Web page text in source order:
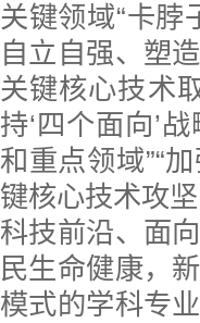
关键领域“卡脖
自立自强、塑
关键核心技术
持‘四个面向’
和重点领域”“
键核心技术攻
科技前沿、面
民生命健康，
模式的学科专